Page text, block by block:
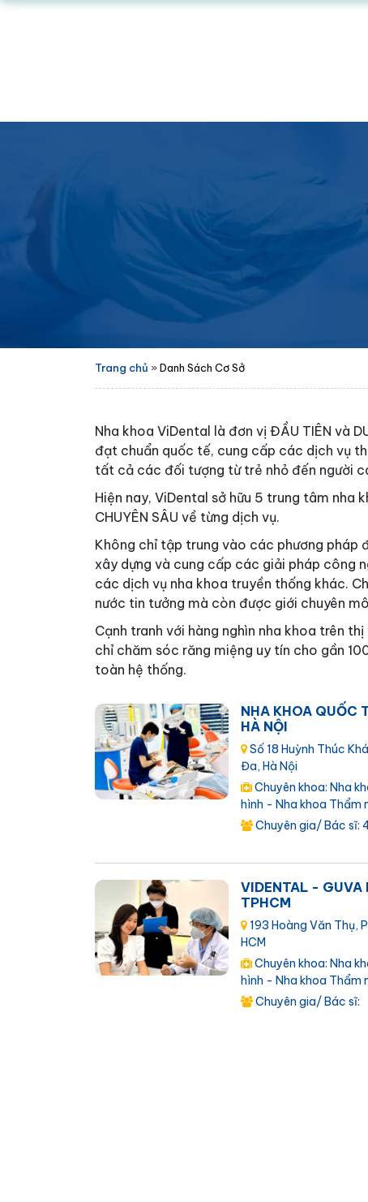
Trang chủ »Danh Sách Cơ Sở
Nha khoa ViDental là đơn vị ĐẦU TIÊN và
đạt chuẩn quốc tế, cung cấp các dịch vụ
tất cả các đối tượng từ trẻ nhỏ đến người
Hiện nay, ViDental sở hữu 5 trung tâm nha
CHUYÊN SÂU về từng dịch vụ.
Không chỉ tập trung vào các phương
xây dựng và cung cấp các giải pháp công
các dịch vụ nha khoa truyền thống khác.
nước tin tưởng mà còn được giới chuyên
Cạnh tranh với hàng nghìn nha khoa trên
chỉ chăm sóc răng miệng uy tín cho gần
toàn hệ thống.
NHA KHOA QUỐC
HÀ NỘI
Số 18 Huỳnh Thúc
Đa, Hà Nội
Chuyên khoa: Nha
hình - Nha khoa Thẩm
Chuyên gia/ Bác sĩ:
VIDENTAL - GUVA
TPHCM
193 Hoàng Văn Thụ,
HCM
Chuyên khoa: Nha
hình - Nha khoa Thẩm
Chuyên gia/ Bác sĩ: